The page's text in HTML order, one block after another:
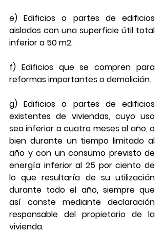
e) Edificios o partes de edificios
aislados con una superficie útil total
inferior a 50 m2.
f) Edificios que se compren para
reformas importantes o demolición.
g) Edificios o partes de edificios
existentes de viviendas, cuyo uso
sea inferior a cuatro meses al año, o
bien durante un tiempo limitado al
año y con un consumo previsto de
energía inferior al 25 por ciento de
lo que resultaría de su utilización
durante todo el año, siempre que
así conste mediante declaración
responsable del propietario de la
vivienda.